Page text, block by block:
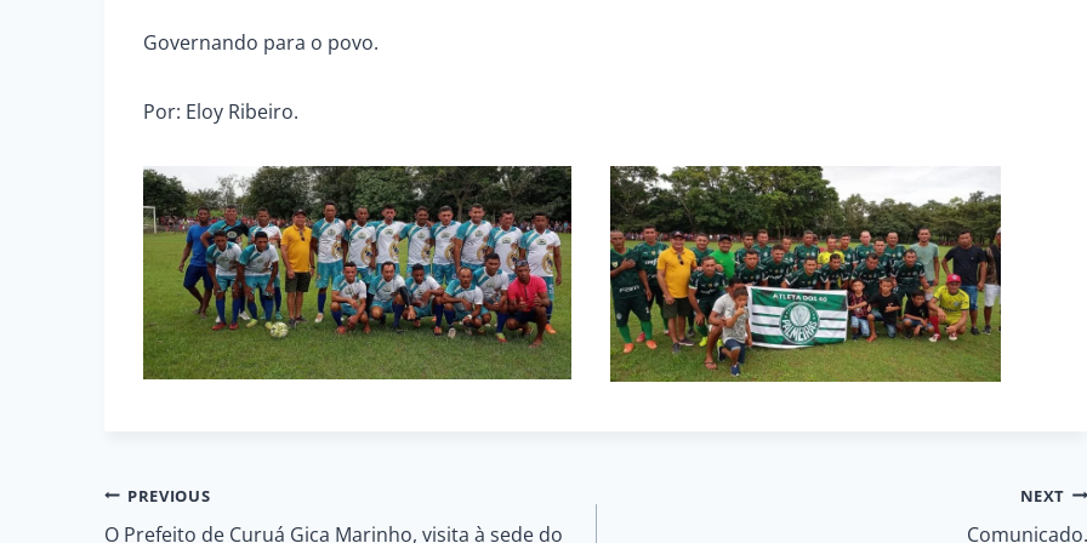
Governando para o povo.
Por: Eloy Ribeiro.
Navegação
PREVIOUS
O Prefeito de Curuá Gica Marinho, visita à sede do
NEXT